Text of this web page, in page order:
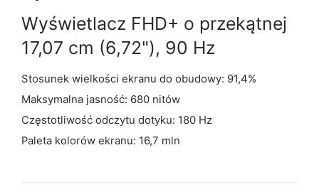
Wyświetlacz FHD+ o przekątnej
17,07 cm (6,72"), 90 Hz
Stosunek wielkości ekranu do obudowy: 91,4%
Maksymalna jasność: 680 nitów
Częstotliwość odczytu dotyku: 180 Hz
Paleta kolorów ekranu: 16,7 mln